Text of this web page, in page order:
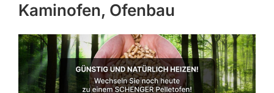
PROFIL
WARENKORB
PRODUCTS
SEARCH
Kaminofen, Ofenbau